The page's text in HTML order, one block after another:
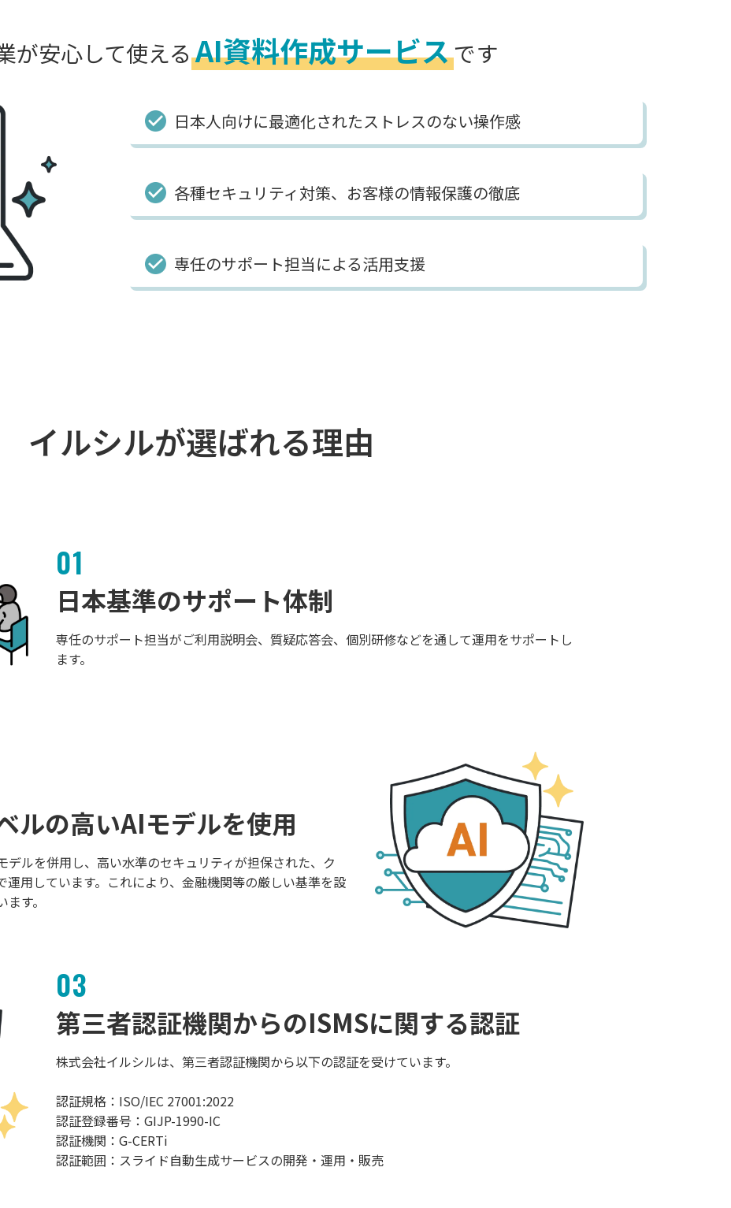
が安心して使える AI資料作成サービスです
日本人向けに最適化されたストレスのない操作感
各種セキュリティ対策、お客様の情報保護の徹底
専任のサポート担当による活用支援
イルシルが選ばれる理由
01
日本基準のサポート体制
専任のサポート担当がご利用説明会、質疑応答会、個別研修などを通して運用をサポートし
ます。
ルの高いAIモデルを使用
デルを併用し、高い水準のセキュリティが担保された、ク
運用しています。これにより、金融機関等の厳しい基準を設
す。
03
第三者認証機関からのISMSに関する認証
株式会社イルシルは、第三者認証機関から以下の認証を受けています。
認証規格：ISO/IEC 27001:2022
認証登録番号：GIJP-1990-IC
認証機関：G-CERTi
認証範囲：スライド自動生成サービスの開発・運用・販売